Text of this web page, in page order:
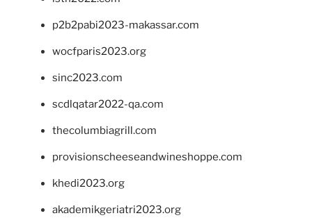
p2b2pabi2023-makassar.com
wocfparis2023.org
sinc2023.com
scdlqatar2022-qa.com
thecolumbiagrill.com
provisionscheeseandwineshoppe.com
khedi2023.org
akademikgeriatri2023.org